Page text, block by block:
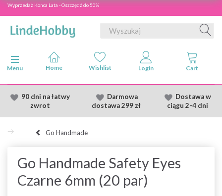
Wyprzedaż Konca Lata - Oszczędź do 50%
Przełącz nawigację
Menu
90 dni na łatwy
zwrot
Darmowa
dostawa299 zł
Dostawaw
ciągu 2-4 dni
Go Handmade
Go Handmade Safety Eyes
Czarne 6mm (20 par)